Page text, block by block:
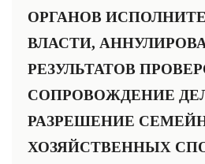
ОРГАНОВ
ВЛАСТИ,
РЕЗУЛЬТАТОВ
СОПРОВОЖДЕНИЕ
РАЗРЕШЕНИЕ
ХОЗЯЙСТВЕННЫХ